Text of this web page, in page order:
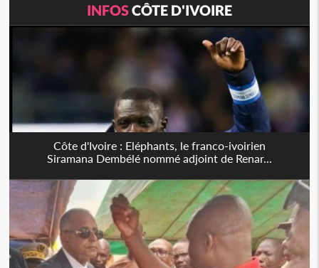
INFOSCÔTE D'IVOIRE
Côte d'Ivoire : Eléphants, le franco-ivoirien
Siramana Dembélé nommé adjoint de Renar...